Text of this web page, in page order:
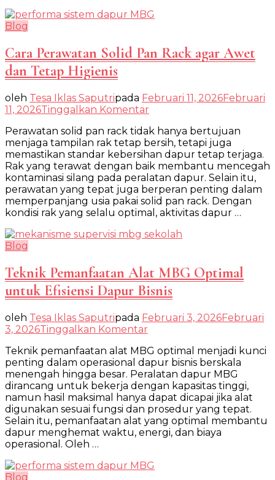
Blog
Cara Perawatan Solid Pan Rack agar Awet
dan Tetap Higienis
oleh Tesa Iklas Saputripada Februari 11, 2026Februari
11, 2026Tinggalkan Komentar
Perawatan
Solid
Pan
Rack
agar
Awet
dan
Tetap
Perawatan solid pan rack tidak hanya bertujuan
menjaga tampilan rak tetap bersih, tetapi juga
memastikan standar kebersihan dapur tetap terjaga.
Rak yang terawat dengan baik membantu mencegah
kontaminasi silang pada peralatan dapur. Selain itu,
perawatan yang tepat juga berperan penting dalam
memperpanjang usia pakai solid pan rack. Dengan
kondisi rak yang selalu optimal, aktivitas dapur …
Blog
Teknik Pemanfaatan Alat MBG Optimal
untuk Efisiensi Dapur Bisnis
oleh Tesa Iklas Saputripada Februari 3, 2026Februari
3, 2026Tinggalkan Komentar
Pemanfaatan
Alat
MBG
Optimal
untuk
Efisiensi
Dapur
Bisnis
Teknik pemanfaatan alat MBG optimal menjadi kunci
penting dalam operasional dapur bisnis berskala
menengah hingga besar. Peralatan dapur MBG
dirancang untuk bekerja dengan kapasitas tinggi,
namun hasil maksimal hanya dapat dicapai jika alat
digunakan sesuai fungsi dan prosedur yang tepat.
Selain itu, pemanfaatan alat yang optimal membantu
dapur menghemat waktu, energi, dan biaya
operasional. Oleh …
Blog